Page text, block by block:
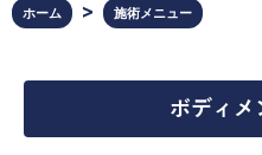
ホーム 施術メニュー
ボディメ